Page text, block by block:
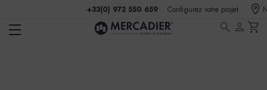
+33(0) 972 550 659 Configurez votre projet
search person shopping_cart